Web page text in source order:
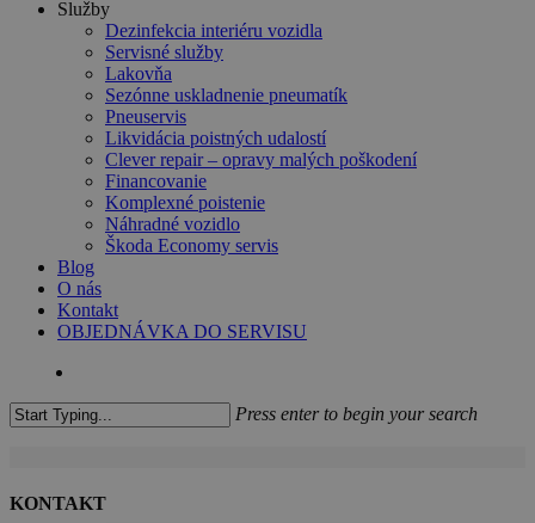
Služby
Dezinfekcia interiéru vozidla
Servisné služby
Lakovňa
Sezónne uskladnenie pneumatík
Pneuservis
Likvidácia poistných udalostí
Clever repair – opravy malých poškodení
Financovanie
Komplexné poistenie
Náhradné vozidlo
Škoda Economy servis
Blog
O nás
Kontakt
OBJEDNÁVKA DO SERVISU
Press enter to begin your search
KONTAKT